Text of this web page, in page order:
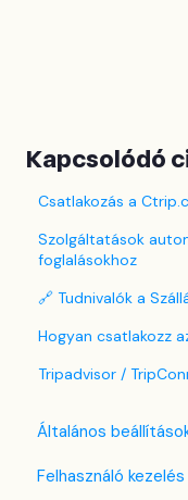
Kapcsolódó
Csatlakozás a
Szolgáltatások
foglalásokhoz
🔗 Tudnivalók a
Hogyan csatlakozz
Tripadvisor /
Általános
Nyelv beállítások
Felhasználó kezelés